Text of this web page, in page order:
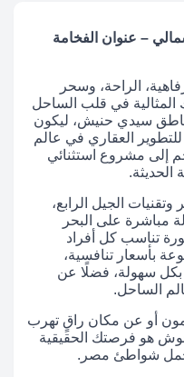
– عنوان الفخامة
الراحة، وسحر
في قلب الساحل
سيدي حنيش، ليكون
العقاري في عالم
إلى مشروع استثنائي
الحديثة.
الجيل الرابع،
مباشرة على البحر
تناسب كل أفراد
بأسعار تنافسية،
بكل سهولة، فضلًا عن
الساحل.
أو عن مكان راقٍ تهرب
هو فرصتك الحقيقية
أجمل شواطئ مصر.